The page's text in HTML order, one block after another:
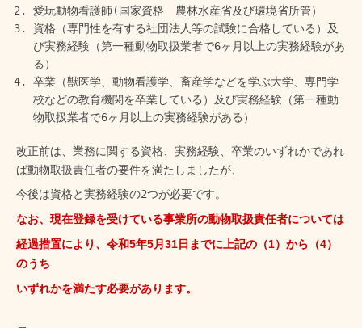
愛玩動物看護師(国家資格 農林水産省及び環境省所管）
資格（専門性を有する社団法人等の試験に合格している）及
び実務経験（第一種動物取扱業者で6ヶ月以上の実務経験があ
る）
卒業（獣医学、動物看護学、畜産学などを学ぶ大学、専門学
校などの教育機関を卒業している）及び実務経験（第一種動
物取扱業者で6ヶ月以上の実務経験がある）
改正前は、業務に関する資格、実務経験、卒業のいずれかであれ
ば動物取扱責任者の要件を満たしましたが、
今後は資格と実務経験の2つが必要です。
なお、現在登録を受けている事業所の動物取扱責任者については
経過措置により、令和5年5月31日までに上記の（1）から（4）
のうち
いずれかを満たす必要があります。